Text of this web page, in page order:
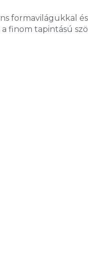
formavilágukkal
finom tapintású